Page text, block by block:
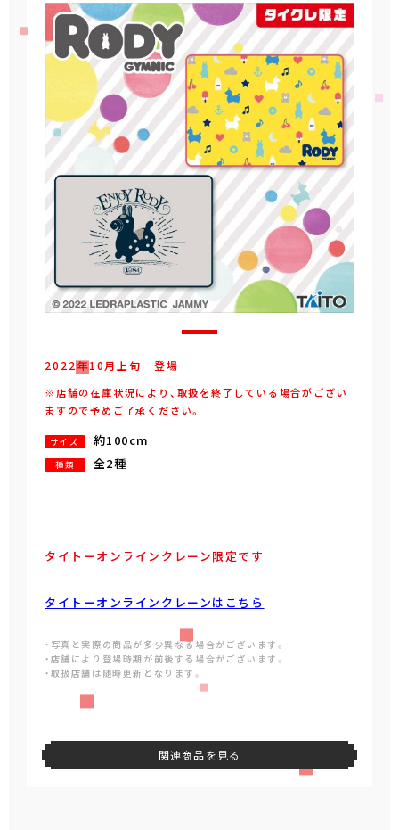
2022年10月 上旬 登場
※店舗の在庫状況により、取扱を終了している場合がござい
ますので予めご了承ください。
サイズ 約100cm
種類 全2種
タイトーオンラインクレーン限定です
タイトーオンラインクレーンはこちら
・写真と実際の商品が多少異なる場合がございます。
・店舗により登場時期が前後する場合がございます。
・取扱店舗は随時更新となります。
関連商品を見る